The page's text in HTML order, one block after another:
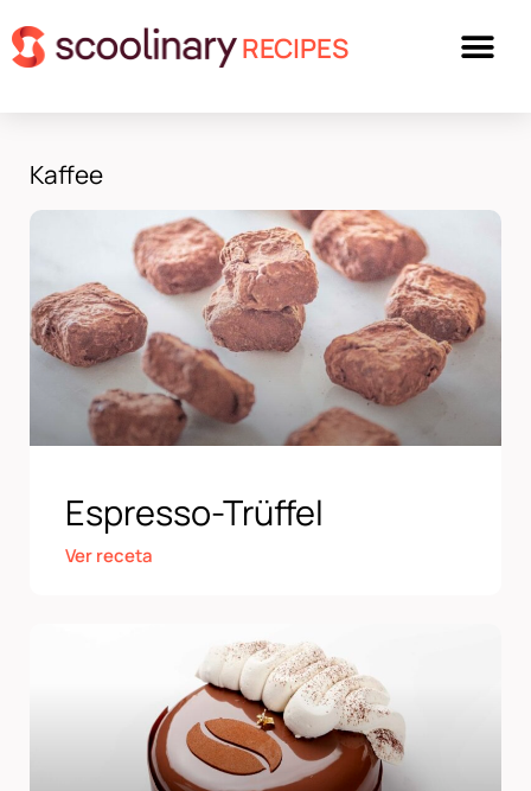
RECIPES
Kaffee
Espresso-Trüffel
Ver receta